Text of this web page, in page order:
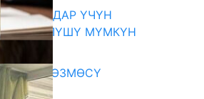
ҮЧҮН
КҮЧӨТҮЛҮШҮ МҮМКҮН
КӨРГӨЗМӨСҮ